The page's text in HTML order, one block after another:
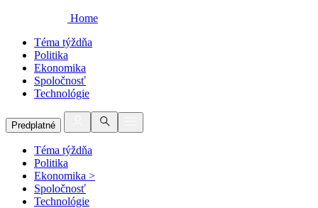
Home
Téma týždňa
Politika
Ekonomika
Spoločnosť
Technológie
Predplatné
Téma týždňa
Politika
Ekonomika >
Spoločnosť
Technológie